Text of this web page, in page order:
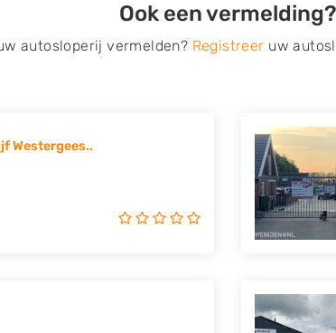
Dat kan via de
op verzenden.
Mitsubishi, Nissan, Opel,
Tesla, Toyota,
Ook een vermelding?
autosloperij vermelden? Registreer uw
Westergees..